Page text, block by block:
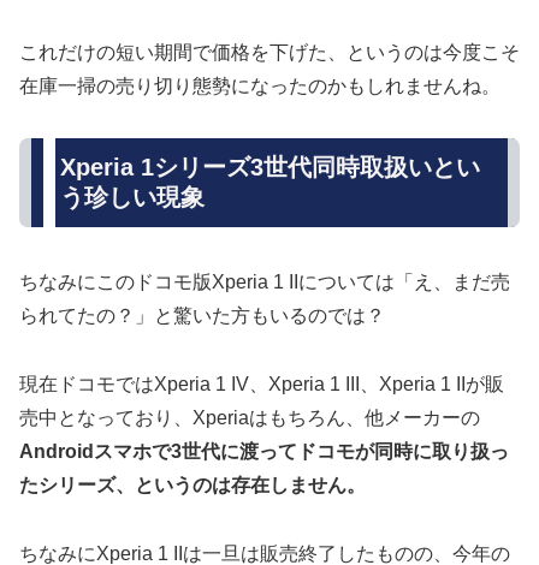
これだけの短い期間で価格を下げた、というのは今度こそ
在庫一掃の売り切り態勢になったのかもしれませんね。
Xperia 1シリーズ3世代同時取扱いとい
う珍しい現象
ちなみにこのドコモ版Xperia 1 IIについては「え、まだ売
られてたの？」と驚いた方もいるのでは？
現在ドコモではXperia 1 IV、Xperia 1 III、Xperia 1 IIが販
売中となっており、Xperiaはもちろん、他メーカーの
Androidスマホで3世代に渡ってドコモが同時に取り扱っ
たシリーズ、というのは存在しません。
ちなみにXperia 1 IIは一旦は販売終了したものの、今年の